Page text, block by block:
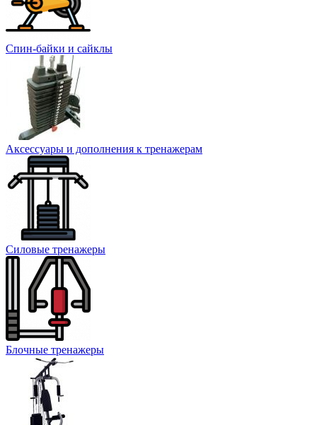
Спин-байки и сайклы
Аксессуары и дополнения к тренажерам
Силовые тренажеры
Блочные тренажеры